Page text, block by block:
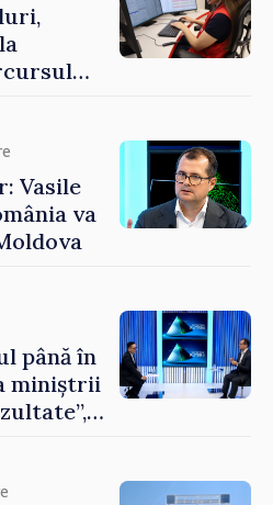
Vasile
va
până în
miniștrii